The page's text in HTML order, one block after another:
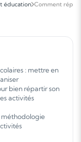
éducation Comment
: mettre en
bien répartir son
activités
méthodologie